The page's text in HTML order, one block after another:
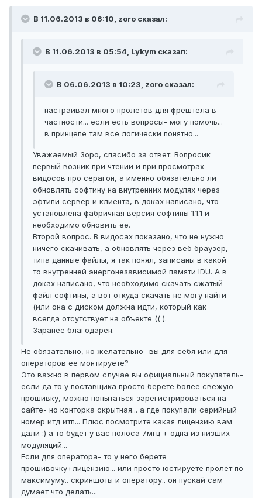
В 11.06.2013 в 06:10, zoro сказал:
В 11.06.2013 в 05:54, Lykym сказал:
В 06.06.2013 в 10:23, zoro сказал:
настраивал много пролетов для фрештела в
частности... если есть вопросы- могу помочь...
в принцепе там все логически понятно...
Уважаемый Зоро, спасибо за ответ. Вопросик
первый возник при чтении и при просмотрах
видосов про серагон, а именно обязательно ли
обновлять софтину на внутренних модулях через
эфтипи сервер и клиента, в доках написано, что
установлена фабричная версия софтины 1.1.1 и
необходимо обновить ее.
Второй вопрос. В видосах показано, что не нужно
ничего скачивать, а обновлять через веб браузер,
типа данные файлы, я так понял, записаны в какой
то внутренней энергонезависимой памяти IDU. А в
доках написано, что необходимо скачать сжатый
файл софтины, а вот откуда скачать не могу найти
(или она с диском должна идти, который как
всегда отсутствует на объекте (( ).
Заранее благодарен.
Не обязательно, но желательно- вы для себя или для
операторов ее монтируете?
Это важно в первом случае вы официальный покупатель-
если да то у поставщика просто берете более свежую
прошивку, можно попытаться зарегистрироваться на
сайте- но конторка скрытная... а где покупали серийный
номер итд итп... Плюс посмотрите какая лицензию вам
дали :) а то будет у вас полоса 7мгц + одна из низших
модуляций...
Если для оператора- то у него берете
прошивочку+лицензию... или просто юстируете пролет по
максимуму.. скриншоты и оператору.. он пускай сам
думает что делать...